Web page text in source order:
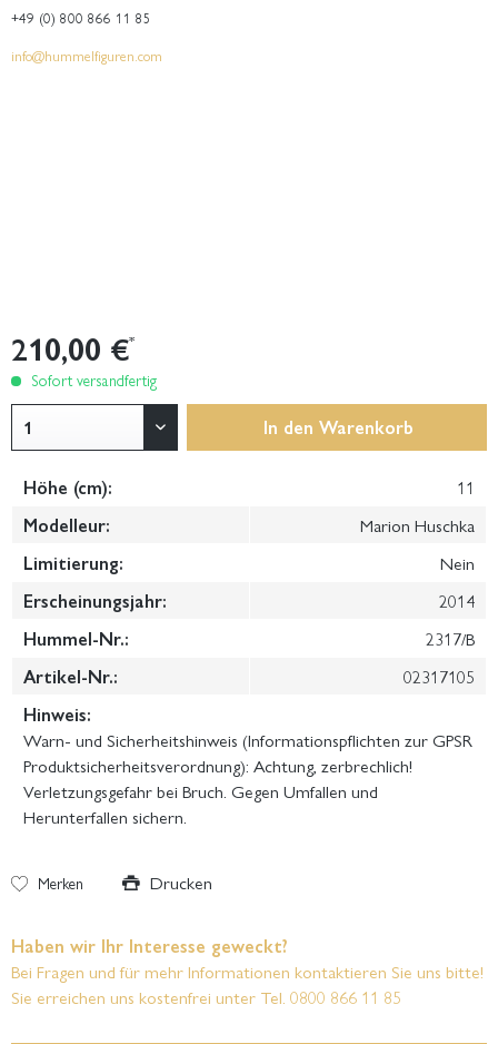
+49 (0) 800 866 11 85
info@hummelfiguren.com
210,00 €*
Sofort versandfertig
In den Warenkorb
Höhe (cm):
11
Modelleur:
Marion Huschka
Limitierung:
Nein
Erscheinungsjahr:
2014
Hummel-Nr.:
2317/B
Artikel-Nr.:
02317105
Hinweis:
Warn- und Sicherheitshinweis (Informationspflichten zur GPSR
Produktsicherheitsverordnung): Achtung, zerbrechlich!
Verletzungsgefahr bei Bruch. Gegen Umfallen und
Herunterfallen sichern.
Merken Drucken
Haben wir Ihr Interesse geweckt?
Bei Fragen und für mehr Informationen kontaktieren Sie uns bitte!
Sie erreichen uns kostenfrei unter Tel. 0800 866 11 85